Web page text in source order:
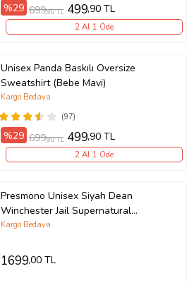
%29 699,90 TL 499,90 TL
2 Al 1 Öde
Unisex Panda Baskılı Oversize
Sweatshirt (Bebe Mavi)
(97)
Kargo Bedava
%29 699,90 TL 499,90 TL
2 Al 1 Öde
Presmono Unisex Siyah Dean
Winchester Jail Supernatural
Fermuarlı Kapüşonlu Sweatshirt
Kargo Bedava
1699,00 TL